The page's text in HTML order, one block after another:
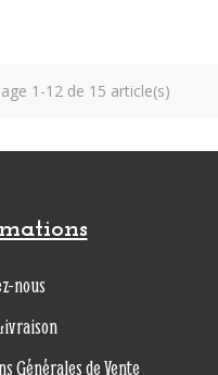
1-12 de 15 article(s)
nous
Générales de Vente